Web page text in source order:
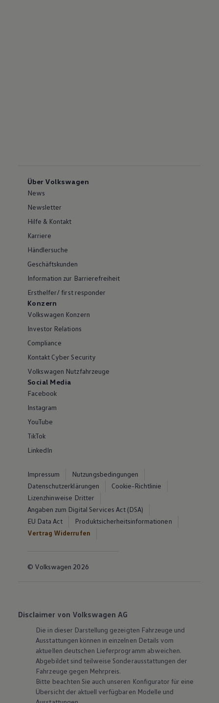
Über Volkswagen
News
Newsletter
Hilfe & Kontakt
Karriere
Händlersuche
Geschäftskunden
Information zur Barrierefreiheit
Ersthelfer/ first responder
Konzern
Volkswagen Konzern
Investor Relations
Compliance
Kontakt Cyber Security
Volkswagen Nutzfahrzeuge
Social Media
Facebook
Instagram
YouTube
TikTok
LinkedIn
Impressum
Nutzungsbedingungen
Datenschutzerklärungen
Cookie-Richtlinie
Lizenzhinweise Dritter
Angaben zum Digital Services Act (DSA)
EU Data Act
Produktsicherheitsinformationen
Vertrag Widerrufen
© Volkswagen 2026
Disclaimer von Volkswagen AG
Die in dieser Darstellung gezeigten Fahrzeuge und
Ausstattungen können in einzelnen Details vom
aktuellen deutschen Lieferprogramm abweichen.
Abgebildet sind teilweise Sonderausstattungen der
Fahrzeuge gegen Mehrpreis.
Bitte beachten Sie auch unseren Konfigurator für eine
Übersicht der aktuell verfügbaren Modelle und